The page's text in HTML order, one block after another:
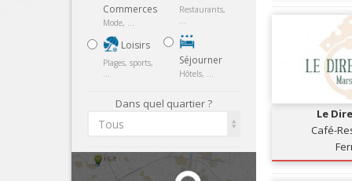
Commerces
Mode, ...
Loisirs
Plages, sports,
...
Restaurants,
...
Séjourner
Hôtels, ...
Dans quel quartier ?
Tous
Le
Café-